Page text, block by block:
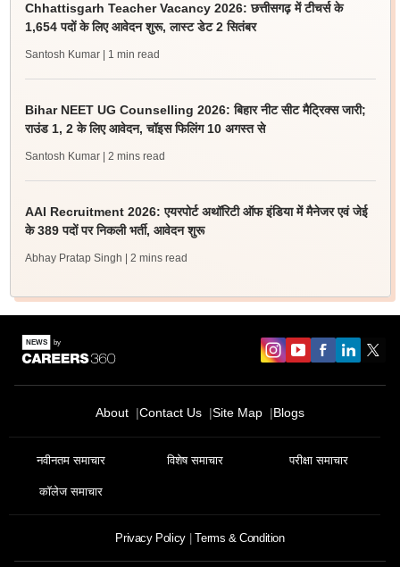
Chhattisgarh Teacher Vacancy 2026: छत्तीसगढ़ में टीचर्स के
1,654 पदों के लिए आवेदन शुरू, लास्ट डेट 2 सितंबर
Santosh Kumar | 1 min read
Bihar NEET UG Counselling 2026: बिहार नीट सीट मैट्रिक्स जारी;
राउंड 1, 2 के लिए आवेदन, चॉइस फिलिंग 10 अगस्त से
Santosh Kumar | 2 mins read
AAI Recruitment 2026: एयरपोर्ट अथॉरिटी ऑफ इंडिया में मैनेजर एवं जेई
के 389 पदों पर निकली भर्ती, आवेदन शुरू
Abhay Pratap Singh | 2 mins read
About Contact Us Site Map Blogs
नवीनतम समाचार विशेष समाचार परीक्षा समाचार
कॉलेज समाचार
Privacy Policy Terms & Condition